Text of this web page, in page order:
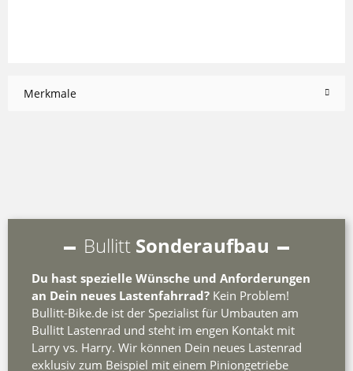
Merkmale
Bullitt Sonderaufbau
Du hast spezielle Wünsche und Anforderungen
an Dein neues Lastenfahrrad? Kein Problem!
Bullitt-Bike.de ist der Spezialist für Umbauten am
Bullitt Lastenrad und steht im engen Kontakt mit
Larry vs. Harry. Wir können Dein neues Lastenrad
exklusiv zum Beispiel mit einem Piniongetriebe